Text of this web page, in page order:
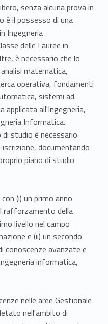
senza alcuna prova in
è il possesso di una
Ingegneria
delle Lauree in
è necessario che lo
matematica,
operativa, fondamenti
sistemi ad
applicata all'Ingegneria,
Informatica.
studio è necessario
documentando
piano di studio
(i) un primo anno
rafforzamento della
livello nel campo
e (ii) un secondo
conoscenze avanzate e
informatica,
nelle aree Gestionale
nell'ambito di